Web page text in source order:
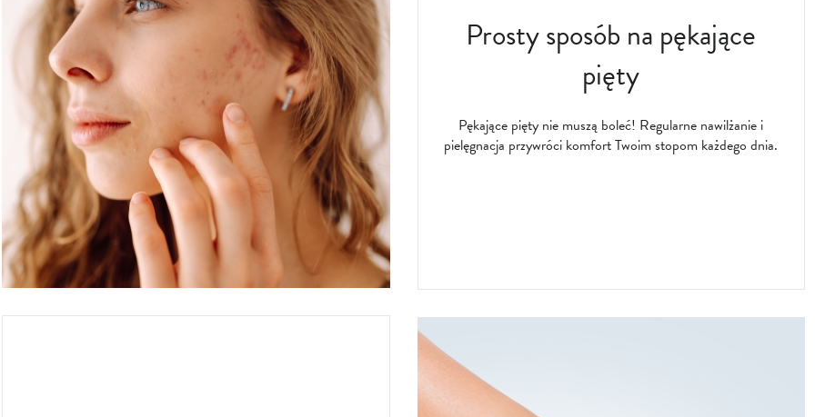
Prosty sposób na pękające
pięty
Pękające pięty nie muszą boleć! Regularne nawilżanie i
pielęgnacja przywróci komfort Twoim stopom każdego dnia.